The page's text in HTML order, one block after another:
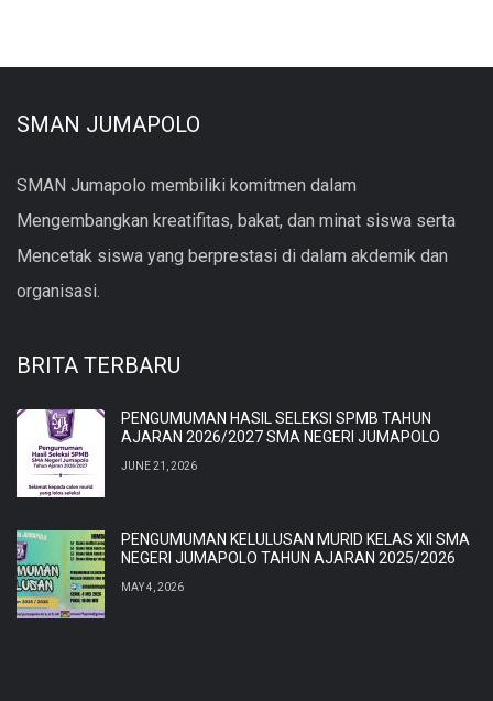
SMAN JUMAPOLO
SMAN Jumapolo membiliki komitmen dalam
Mengembangkan kreatifitas, bakat, dan minat siswa serta
Mencetak siswa yang berprestasi di dalam akdemik dan
organisasi.
BRITA TERBARU
PENGUMUMAN HASIL SELEKSI SPMB TAHUN
AJARAN 2026/2027 SMA NEGERI JUMAPOLO
JUNE 21, 2026
PENGUMUMAN KELULUSAN MURID KELAS XII SMA
NEGERI JUMAPOLO TAHUN AJARAN 2025/2026
MAY 4, 2026